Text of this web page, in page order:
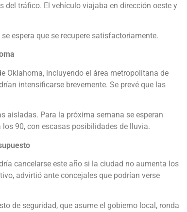
tráfico. El vehículo viajaba en dirección oeste y
espera que se recupere satisfactoriamente.
Oklahoma, incluyendo el área metropolitana de
intensificarse brevemente. Se prevé que las
aisladas. Para la próxima semana se esperan
90, con escasas posibilidades de lluvia.
cancelarse este año si la ciudad no aumenta los
advirtió ante concejales que podrían verse
de seguridad, que asume el gobierno local, ronda